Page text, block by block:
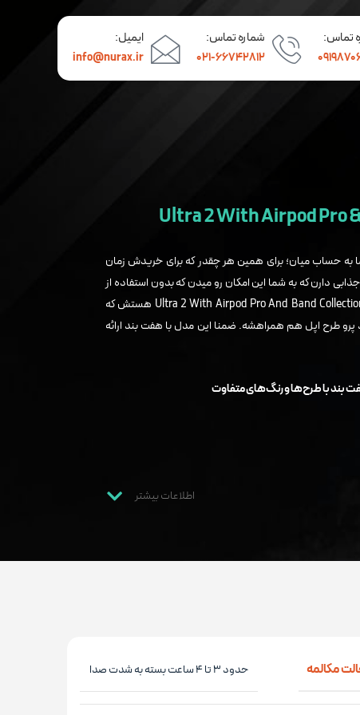
تماس: شماره تماس:
۰۲۱-۶۶۷۴۲۸۱۲
ایمیل:
info@nurax.ir
حساب میان؛ برای همین هر چقدر که برای خریدش زمان
دارن که به شما این امکان رو میدن که بدون استفاده از
گوشی، یه سری از کارهای روزمره رو انجام بدین. یکی از این مدلای جذاب Ultra 2 With Airpod Pro And Band Collection هستش که
طرح اپل هم همراهشه. ضمنا این مدل با هفت بند ارائه
بند با طرح‌ها و رنگ‌های متفاوت
اطلاعات بیشتر
مکالمه حدود ۳ تا ۴ ساعت بسته به شدت صدا